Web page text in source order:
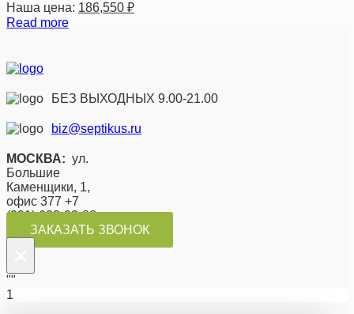
Наша цена: 186,550 ₽
Read more
БЕЗ ВЫХОДНЫХ 9.00-21.00
biz@septikus.ru
МОСКВА: ул.
Большие
Каменщики, 1,
офис 377 +7
(991) 623-02-88
ЗАКАЗАТЬ ЗВОНОК
""
1